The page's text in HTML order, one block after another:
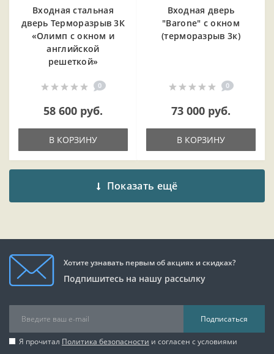
Входная cтальная
дверь Терморазрыв 3К
«Олимп с окном и
английской
решеткой»
0
58 600 руб.
В КОРЗИНУ
Входная дверь
"Barone" с окном
(терморазрыв 3к)
0
73 000 руб.
В КОРЗИНУ
Показать ещё
Хотите узнавать первым об акциях и скидках?
Подпишитесь на нашу рассылку
Подписаться
Я прочитал Политика безопасности и согласен с условиями